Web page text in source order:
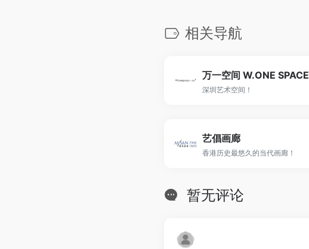
相关导航
万一空间 W.ONE SPACE
深圳艺术空间！
艺倡画廊
香港历史最悠久的当代画廊！
暂无评论